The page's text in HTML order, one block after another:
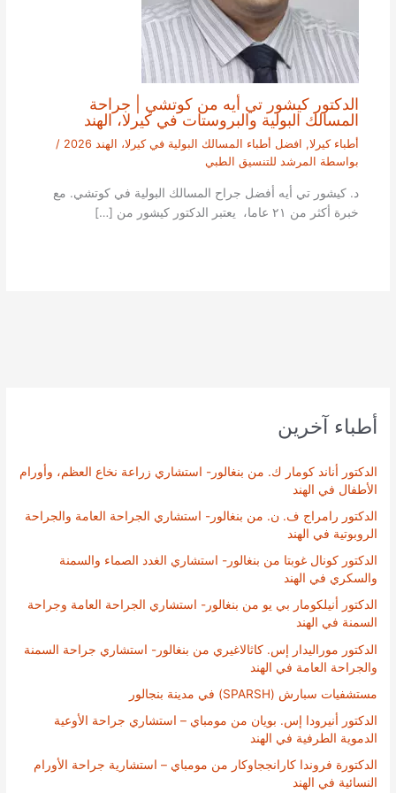
أطباء آخرين
الدكتور أناند كومار ك. من بنغالور- استشاري زراعة نخاع العظم، وأورام
الأطفال في الهند
الدكتور رامراج ف. ن. من بنغالور- استشاري الجراحة العامة والجراحة
الروبوتية في الهند
الدكتور كونال غوبتا من بنغالور- استشاري الغدد الصماء والسمنة
والسكري في الهند
الدكتور أنيلكومار بي يو من بنغالور- استشاري الجراحة العامة وجراحة
السمنة في الهند
الدكتور موراليدار إس. كاثالاغيري من بنغالور- استشاري جراحة السمنة
والجراحة العامة في الهند
مستشفيات سبارش (SPARSH) في مدينة بنجالور
الدكتور أنيرودا إس. بويان من مومباي – استشاري جراحة الأوعية
الدموية الطرفية في الهند
الدكتورة فروندا كارانججاوكار من مومباي – استشارية جراحة الأورام
النسائية في الهند
الدكتور كيشور تي أيه من كوتشي | جراحة
المسالك البولية والبروستات في كيرلا، الهند
أطباء كيرلا, افضل أطباء المسالك البولية في كيرلا، الهند 2026
/
بواسطة المرشد للتنسيق الطبي
د. كيشور تي أيه أفضل جراح المسالك البولية في كوتشي. مع
خبرة أكثر من ٢١ عاما، يعتبر الدكتور كيشور من […]